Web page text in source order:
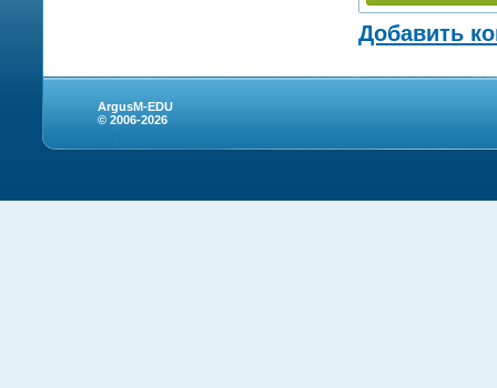
Добавить
ArgusM-EDU
© 2006-2026